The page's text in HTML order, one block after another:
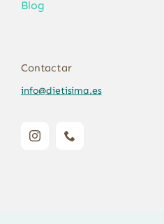
Blog
Contactar
info@dietisima.es